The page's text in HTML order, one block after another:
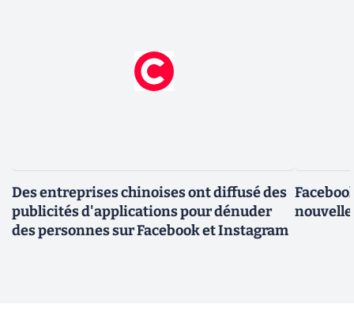
Des entreprises chinoises ont diffusé des
publicités d'applications pour dénuder
des personnes sur Facebook et Instagram